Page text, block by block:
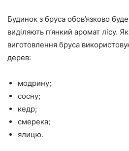
Будинок з бруса обов’язково
виділяють п’янкий аромат лісу.
виготовлення бруса
дерев:
модрину;
сосну;
кедр;
смерека;
ялицю.